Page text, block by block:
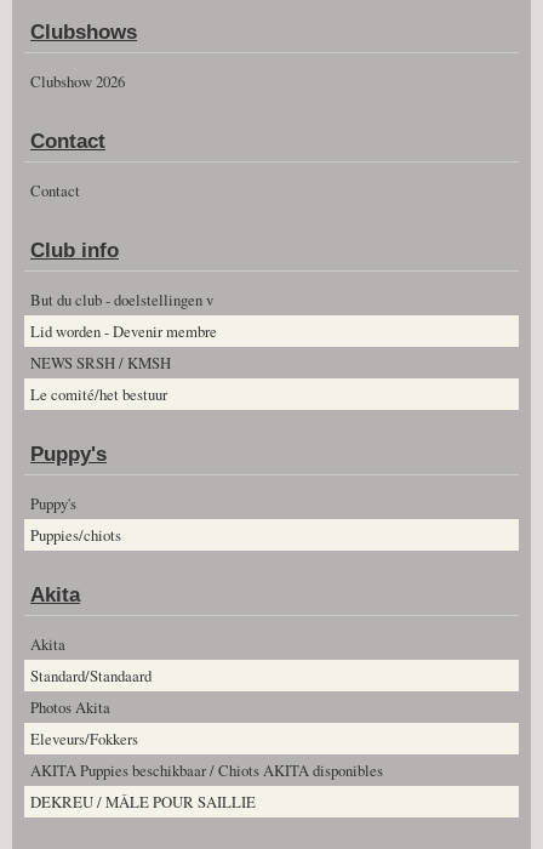
Guestbook
News
Clubshow 2026
Clubshows
Clubshow 2026
Contact
Contact
Club info
But du club - doelstellingen v
Lid worden - Devenir membre
NEWS SRSH / KMSH
Le comité/het bestuur
Puppy's
Puppy's
Puppies/chiots
Akita
Akita
Standard/Standaard
Photos Akita
Eleveurs/Fokkers
AKITA Puppies beschikbaar / Chiots AKITA disponibles
DEKREU / MÂLE POUR SAILLIE